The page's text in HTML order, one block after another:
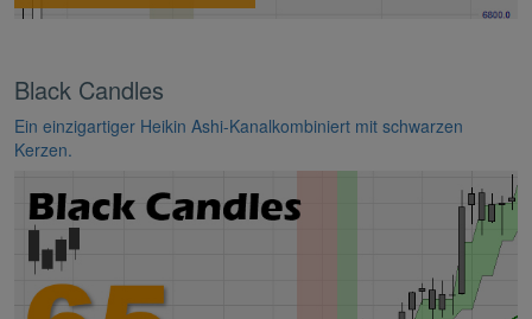
Black Candles
Ein einzigartiger Heikin Ashi-Kanalkombiniert mit schwarzen
Kerzen.